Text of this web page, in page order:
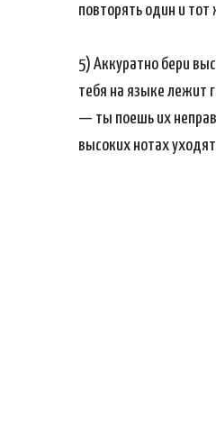
повторять один и
5) Аккуратно бери
тебя на языке лежит
— ты поешь их
высоких нотах